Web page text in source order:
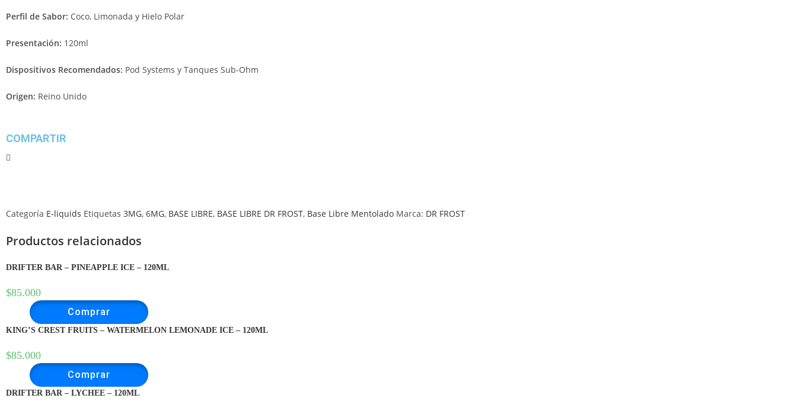
Perfil de Sabor: Coco, Limonada y Hielo Polar
Presentación: 120ml
Dispositivos Recomendados: Pod Systems y Tanques Sub-Ohm
Origen: Reino Unido
COMPARTIR
Categoría E-liquids Etiquetas 3MG, 6MG, BASE LIBRE, BASE LIBRE DR FROST, Base Libre Mentolado Marca: DR FROST
Productos relacionados
DRIFTER BAR – PINEAPPLE ICE – 120ML
$85.000
Comprar
KING’S CREST FRUITS – WATERMELON LEMONADE ICE – 120ML
$85.000
Comprar
DRIFTER BAR – LYCHEE – 120ML